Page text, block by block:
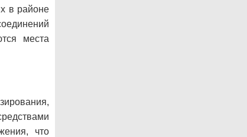
в районе
места
что